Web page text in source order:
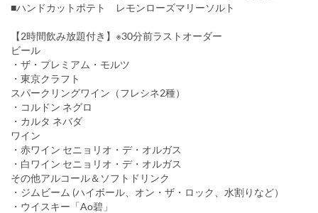
■ハンドカットポテト レモンローズマリーソルト
【2時間飲み放題付き】※30分前ラストオーダー
ビール
・ザ・プレミアム・モルツ
・東京クラフト
スパークリングワイン（フレシネ2種）
・コルドン ネグロ
・カルタ ネバダ
ワイン
・赤ワイン セニョリオ・デ・オルガス
・白ワイン セニョリオ・デ・オルガス
その他アルコール＆ソフトドリンク
・ジムビーム (ハイボール、オン・ザ・ロック、水割りなど）
・ウイスキー「Ao碧」